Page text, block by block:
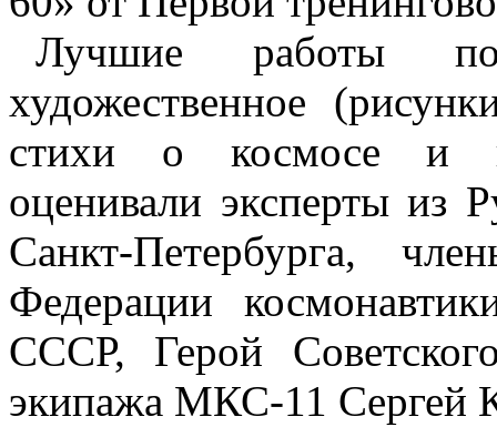
Лучшие работы
художественное
стихи о космосе и
оценивали эксперты из
Санкт-Петербурга,
Федерации
СССР, Герой
экипажа МКС-11 Сергей